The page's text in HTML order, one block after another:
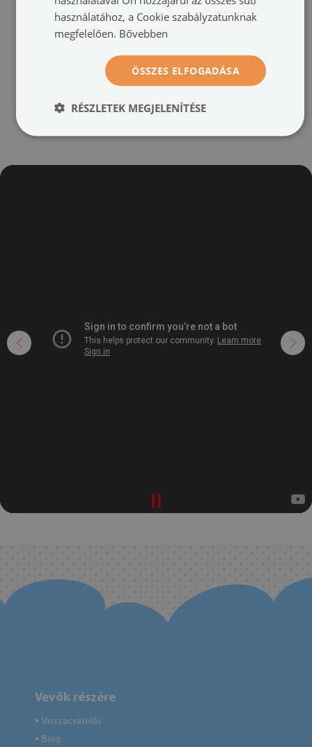
méret -tól: 60x40 cm
24 900 HUF 24 900 HUF
Vevők részére
● Visszacsatolás
● Blog
használatához, a Cookie szabályzatunknak
megfelelően. Bővebben
ÖSSZES ELFOGADÁSA
RÉSZLETEK MEGJELENÍTÉSE